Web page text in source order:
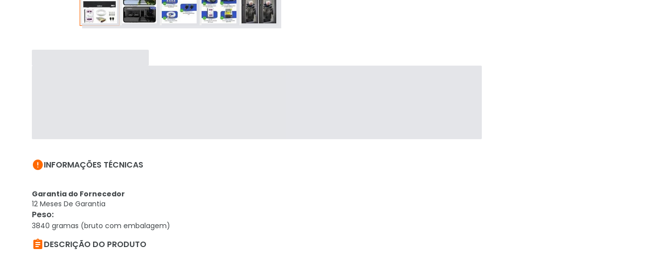
INFORMAÇÕES TÉCNICAS
Garantia do Fornecedor
12 Meses De Garantia
Peso:
3840 gramas (bruto com embalagem)
DESCRIÇÃO DO PRODUTO